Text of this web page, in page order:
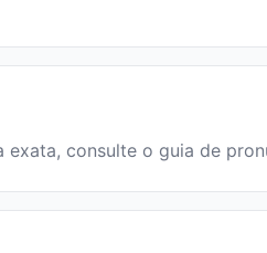
consulte o guia de